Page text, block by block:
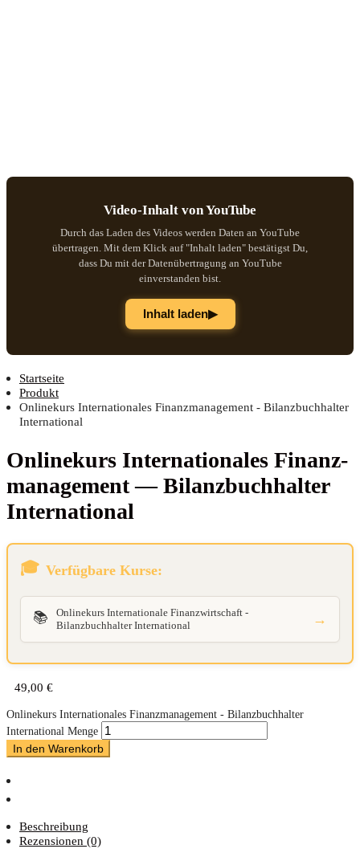
Video-Inhalt von YouTube
Durch das Laden des Videos werden Daten an YouTube
übertragen. Mit dem Klick auf "Inhalt laden" bestätigst Du,
dass Du mit der Datenübertragung an YouTube
einverstanden bist.
Inhalt laden▶
Startseite
Produkt
Onlinekurs Internationales Finanzmanagement - Bilanzbuchhalter
International
Online­kurs Inter­na­tio­na­les Finanz­
ma­nage­ment — Bilanz­buch­hal­ter
International
Verfügbare Kurse:
📚
Onlinekurs Internationale Finanzwirtschaft -
Bilanzbuchhalter International
→
49,00 €
Onlinekurs Internationales Finanzmanagement - Bilanzbuchhalter
International Menge
In den Warenkorb
Beschreibung
Rezensionen (0)